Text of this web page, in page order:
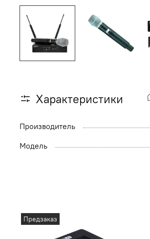
Характеристики
Производитель
Модель
Предзаказ